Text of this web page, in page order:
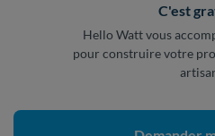
C'est
Hello Watt vous
pour construire votre